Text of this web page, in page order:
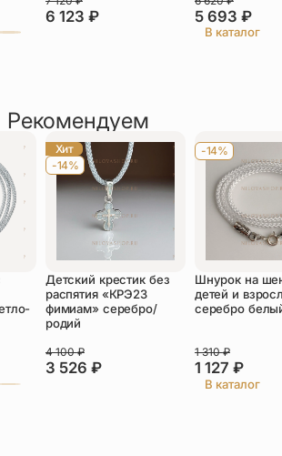
Оставить отзыв
Подтверждаю свое согласие с
конфиденциальностии даю
на обработку персональных
данных
Будьте первым!
6 123 ₽ 5 693 ₽
В каталог
Рекомендуем
Хит
-14%
Детский крестик без
распятия «КРЭ23
фимиам» серебро/
родий
3 526 ₽
4 100₽
-14%
Шнурок на
детей и
серебро
1 127 ₽
1 310₽
В каталог